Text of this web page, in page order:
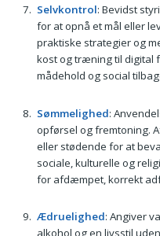
Selvkontrol: Bevidst
for at opnå et mål eller
praktiske strategier og
kost og træning til digital
mådehold og social
Sømmelighed:
opførsel og fremtoning.
eller stødende for at
sociale, kulturelle og
for afdæmpet, korrekt
Ædruelighed: Angiver